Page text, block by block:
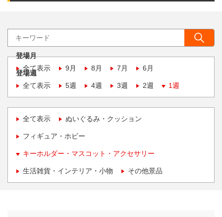
登場月
全て表示
9月 8月 7月 6月
登場週
全て表示
5週 4週 3週 2週 1週
全て表示 ぬいぐるみ・クッション
フィギュア・ホビー
キーホルダー・マスコット・アクセサリー
生活雑貨・インテリア・小物 その他景品